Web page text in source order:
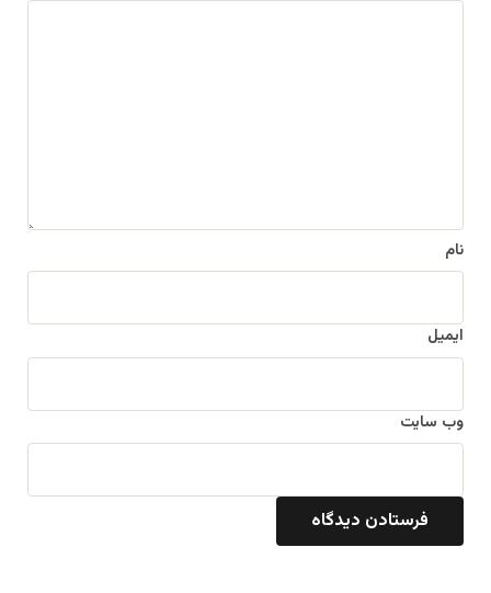
نام
ایمیل
وب‌ سایت